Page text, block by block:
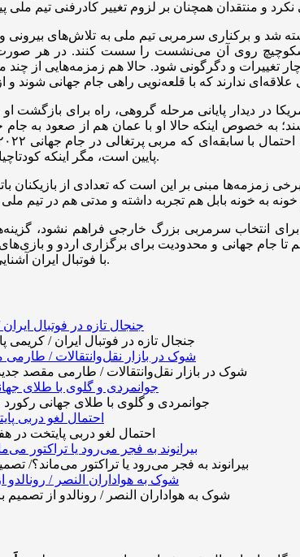
کودتا روی آن گذاشته شد و برکناری سرمربی تیم ملی به تلاش‌های
اسکوچیچ روی آن می‌نشست را سست کنند. در هر
انتظار داشت که این تیم دچار تغییرات و دگرگونی شود. حالا هم
انگلستان و حذف مقابل آمریکا در دیدار پایانی مرحله گروهی، راه برای
به خصوص اینکه حالا او با عمان هم از صعود به
پایین است، مگر اینکه کودتاچیان بار دیگر دست به کار شوند.
مبنی بر این است که تعدادی از بازیکنان
برای انتخاب سرمربی بزرگ خارجی فراهم نشود،
جام جهانی و محدودیت برای برگزاری اردو و
با فوتبال ایران آشنایی دارد، حائز اهمیت خواهد بود.
جنجال تازه در فوتبال ایران / کریمی
شوک در بازار نقل‌وانتقالات / طارمی مقصد
جوانمردی و گلوی با طلای جهانی رکورد
احتمال لغو دربی پایتخت در
بیرانوند به فجر می‌رود یا تراکتور می‌ماند؟/
شوک به هواداران النصر / رونالدو از تصمیم